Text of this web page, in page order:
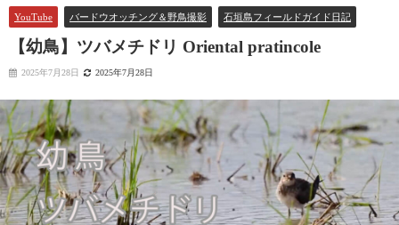
YouTube バードウオッチング＆野鳥撮影 石垣島フィールドガイド日記
【幼鳥】ツバメチドリ Oriental pratincole
2025年7月28日 2025年7月28日